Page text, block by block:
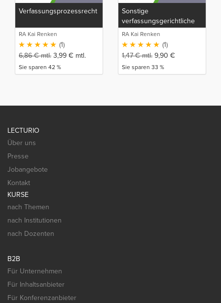
Verfassungsprozessrecht
RA Kai Renken
(1)
6,86€mtl. 3,99 € mtl.
Sie sparen 42 %
Sonstige
verfassungsgerichtliche
Verfahren
RA Kai Renken
(1)
1,47€mtl. 9,90 €
Sie sparen 33 %
LECTURIO
Über uns
Presse
Jobangebote
Kontakt
KURSE
nach Themen
nach Institutionen
nach Dozenten
B2B
Für Unternehmen
Für Inhaltsanbieter
Für Konferenzanbieter